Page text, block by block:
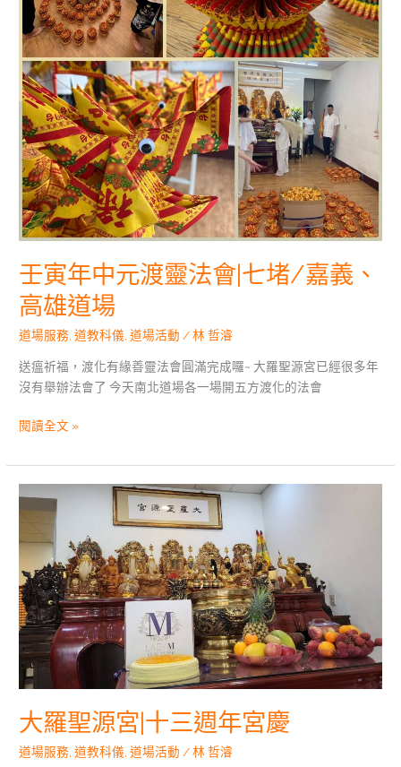
壬寅年中元渡靈法會|七堵/嘉義、
高雄道場
道場服務 ,道教科儀 ,道場活動 /林 哲濬
送瘟祈福，渡化有緣善靈法會圓滿完成囉~ 大羅聖源宮已經很多年
沒有舉辦法會了 今天南北道場各一場開五方渡化的法會
法
會|
七
堵/
嘉
義、
高
雄
道
場
閱讀全文 »
大羅聖源宮|十三週年宮慶
道場服務 ,道教科儀 ,道場活動 /林 哲濬
羅
宮|
十
三
週
年
宮